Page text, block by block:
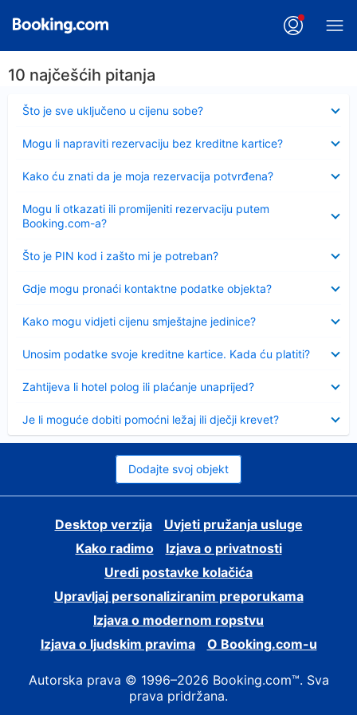
10 najčešćih pitanja
Što je sve uključeno u cijenu sobe?
Sažeto
Mogu li napraviti rezervaciju bez kreditne kartice?
Kako ću znati da je moja rezervacija potvrđena?
Mogu li otkazati ili promijeniti rezervaciju putem
Booking.com-a?
Što je PIN kod i zašto mi je potreban?
Sažeto
Gdje mogu pronaći kontaktne podatke objekta?
Kako mogu vidjeti cijenu smještajne jedinice?
Unosim podatke svoje kreditne kartice. Kada ću platiti?
Zahtijeva li hotel polog ili plaćanje unaprijed?
Je li moguće dobiti pomoćni ležaj ili dječji krevet?
Dodajte svoj objekt
Desktop verzija
Uvjeti pružanja usluge
Kako radimo
Izjava o privatnosti
Uredi postavke kolačića
Upravljaj personaliziranim preporukama
Izjava o modernom ropstvu
Izjava o ljudskim pravima
O Booking.com-u
Autorska prava © 1996–2026 Booking.com™. Sva
prava pridržana.